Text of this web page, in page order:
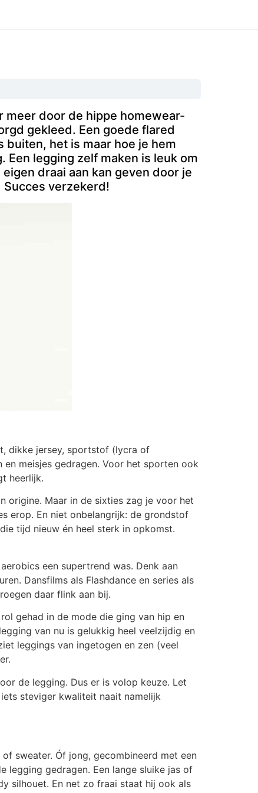
meer door de hippe homewear-
gekleed. Een goede flared
het is maar hoe je hem
Een legging zelf maken is leuk om
draai aan kan geven door je
verzekerd!
dikke jersey, sportstof (lycra of
meisjes gedragen. Voor het sporten ook
heerlijk.
origine. Maar in de sixties zag je voor het
erop. En niet onbelangrijk: de grondstof
tijd nieuw én heel sterk in opkomst.
een supertrend was. Denk aan
Dansfilms als Flashdance en series als
daar flink aan bij.
gehad in de mode die ging van hip en
van nu is gelukkig heel veelzijdig en
leggings van ingetogen en zen (veel
de legging. Dus er is volop keuze. Let
steviger kwaliteit naait namelijk
sweater. Óf jong, gecombineerd met een
gedragen. Een lange sluike jas of
silhouet. En net zo fraai staat hij ook als